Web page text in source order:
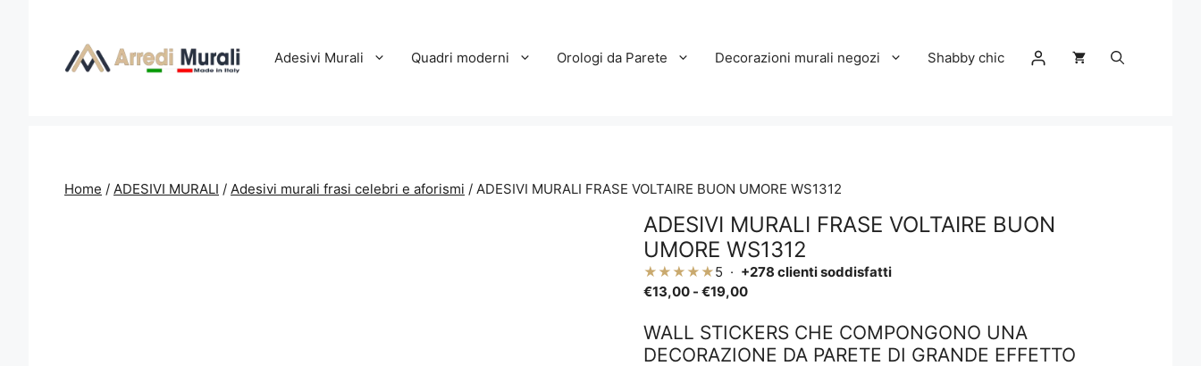
Adesivi Murali Quadri moderni Orologi da Parete Decorazioni murali negozi Shabby chic
Home / ADESIVI MURALI / Adesivi murali frasi celebri e aforismi / ADESIVI MURALI FRASE VOLTAIRE BUON UMORE WS1312
ADESIVI MURALI FRASE VOLTAIRE BUON
UMORE WS1312
★★★★★5 · +278 clienti soddisfatti
€13,00 - €19,00Fascia
prezzo:
da
WALL STICKERS CHE COMPONGONO UNA
DECORAZIONE DA PARETE DI GRANDE EFFETTO